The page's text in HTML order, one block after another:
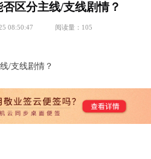
区分主线/支线剧情？
08:50:47 阅读量： 105
/支线剧情？